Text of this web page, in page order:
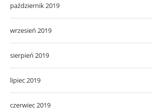
październik 2019
wrzesień 2019
sierpień 2019
lipiec 2019
czerwiec 2019